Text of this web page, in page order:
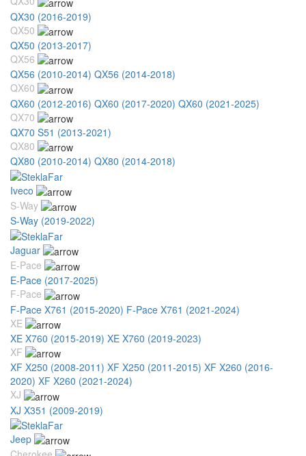
QX30 (2016-2019)
QX50
QX50 (2013-2017)
QX56
QX56 (2010-2014) QX56 (2014-2018)
QX60
QX60 (2012-2016) QX60 (2017-2020) QX60 (2021-2025)
QX70
QX70 S51 (2013-2021)
QX80
QX80 (2010-2014) QX80 (2014-2018)
Iveco
S-Way
S-Way (2019-2022)
Jaguar
E-Pace
E-Pace (2017-2025)
F-Pace
F-Pace X761 (2015-2020) F-Pace X761 (2021-2024)
XE
XE X760 (2015-2019) XE X760 (2019-2023)
XF
XF X250 (2008-2011) XF X250 (2011-2015) XF X260 (2016-
2020) XF X260 (2021-2024)
XJ
XJ X351 (2009-2019)
Jeep